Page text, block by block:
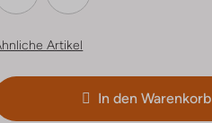
Artikel
In den Warenkorb